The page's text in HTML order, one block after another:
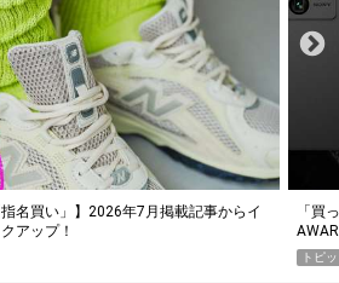
上スマホ5選【GoodsPress 2026上半期
薄着
PR